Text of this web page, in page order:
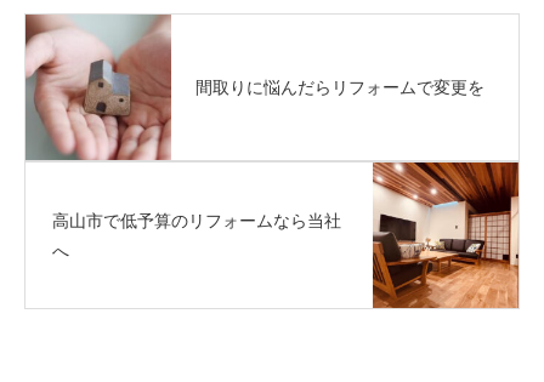
間取りに悩んだらリフォームで変更を
高山市で低予算のリフォームなら当社
へ